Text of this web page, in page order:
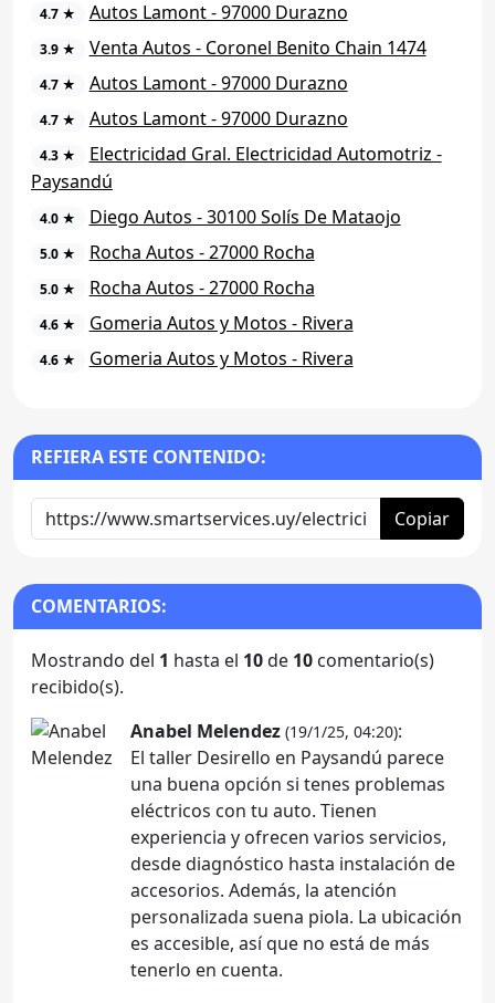
4.7 ★ Autos Lamont - 97000 Durazno
3.9 ★ Venta Autos - Coronel Benito Chain 1474
4.7 ★ Autos Lamont - 97000 Durazno
4.7 ★ Autos Lamont - 97000 Durazno
4.3 ★
Electricidad Gral. Electricidad Automotriz -
Paysandú
4.0 ★ Diego Autos - 30100 Solís De Mataojo
5.0 ★ Rocha Autos - 27000 Rocha
5.0 ★ Rocha Autos - 27000 Rocha
4.6 ★ Gomeria Autos y Motos - Rivera
4.6 ★ Gomeria Autos y Motos - Rivera
REFIERA ESTE CONTENIDO:
Copiar
COMENTARIOS:
Mostrando del 1 hasta el 10de 10 comentario(s)
recibido(s).
Anabel Melendez (19/1/25, 04:20):
El taller Desirello en Paysandú parece
una buena opción si tenes problemas
eléctricos con tu auto. Tienen
experiencia y ofrecen varios servicios,
desde diagnóstico hasta instalación de
accesorios. Además, la atención
personalizada suena piola. La ubicación
es accesible, así que no está de más
tenerlo en cuenta.